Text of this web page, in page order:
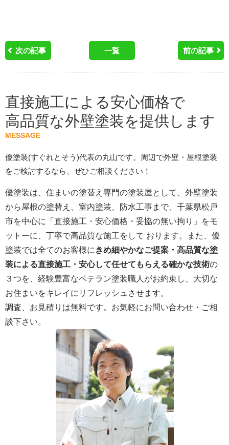
次の記事 一覧 前の記事
直接施工による安心価格で
高品質な外壁塗装を提供します
MESSAGE
優塗装(すぐれとそう)代表の丸山です。周辺で外壁・屋根塗装
をご検討するなら、ぜひご相談ください！
優塗装は、住まいの塗替え専門の塗装屋として、外壁塗装
から屋根の塗替え、室内塗装、防水工事まで、千葉県松戸
市を中心に「直接施工・安心価格・妥協の無い拘り」をモ
ットーに、丁寧で高品質な施工をして おります。また、優
塗装では全てのお客様に きめ細やかなご提案・高品質な塗
装による直接施工・安心して任せてもらえる確かな技術の
３つを、経験豊富なベテラン塗装職人がお約束し、大切な
お住まいをキレイにリフレッシュさせます。
調査、お見積りは無料です。お気軽にお問い合わせ・ご相
談下さい。